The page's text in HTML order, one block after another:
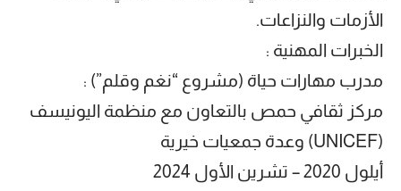
الأزمات والنزاعات.
الخبرات المهنية :
مدرب مهارات حياة (مشروع “نغم وقلم”) :
مركز ثقافي حمص بالتعاون مع منظمة اليونيسف
أيلول 2020 – تشرين الأول 2024